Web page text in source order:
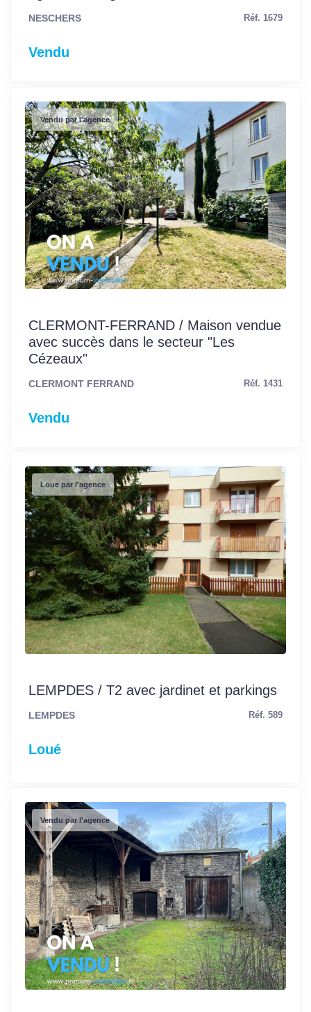
NESCHERS Réf. 1679
Vendu
Vendu par l'agence
CLERMONT-FERRAND / Maison vendue
avec succès dans le secteur "Les
Cézeaux"
CLERMONT FERRAND Réf. 1431
Vendu
Loue par l'agence
LEMPDES / T2 avec jardinet et parkings
LEMPDES Réf. 589
Loué
Vendu par l'agence